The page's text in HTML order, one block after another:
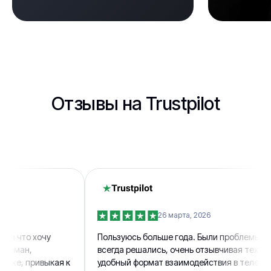
Отзывы на Trustpilot
хочу
к
26 марта, 2026
Пользуюсь больше года. Были проблемы, но они
всегда решались, очень отзывчивая
удобный формат взаимодействия в телеграм